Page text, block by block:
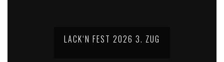
LACK‘N FEST 2026 3. ZUG